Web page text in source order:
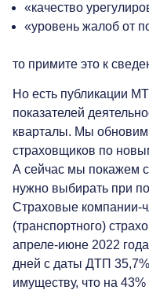
«качество
«уровень жалоб от
то примите это к
Но есть публикации
показателей
кварталы. Мы обновим
страховщиков по
А сейчас мы покажем
нужно выбирать при
Страховые компании-
(транспортного)
апреле-июне 2022
дней с даты ДТП
имуществу, что на